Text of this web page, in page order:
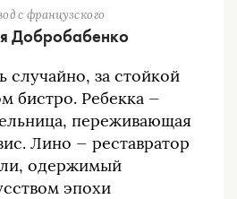
с французского
Добробабенко
случайно, за стойкой
бистро. Ребекка —
переживающая
Лино — реставратор
одержимый
эпохи